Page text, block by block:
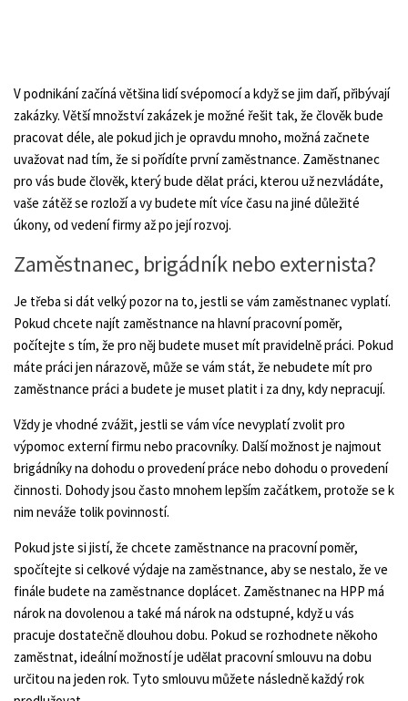
V podnikání začíná většina lidí svépomocí a když se jim daří, přibývají
zakázky. Větší množství zakázek je možné řešit tak, že člověk bude
pracovat déle, ale pokud jich je opravdu mnoho, možná začnete
uvažovat nad tím, že si pořídíte první zaměstnance. Zaměstnanec
pro vás bude člověk, který bude dělat práci, kterou už nezvládáte,
vaše zátěž se rozloží a vy budete mít více času na jiné důležité
úkony, od vedení firmy až po její rozvoj.
Zaměstnanec, brigádník nebo externista?
Je třeba si dát velký pozor na to, jestli se vám zaměstnanec vyplatí.
Pokud chcete najít zaměstnance na hlavní pracovní poměr,
počítejte s tím, že pro něj budete muset mít pravidelně práci. Pokud
máte práci jen nárazově, může se vám stát, že nebudete mít pro
zaměstnance práci a budete je muset platit i za dny, kdy nepracují.
Vždy je vhodné zvážit, jestli se vám více nevyplatí zvolit pro
výpomoc externí firmu nebo pracovníky. Další možnost je najmout
brigádníky na dohodu o provedení práce nebo dohodu o provedení
činnosti. Dohody jsou často mnohem lepším začátkem, protože se k
nim neváže tolik povinností.
Pokud jste si jistí, že chcete zaměstnance na pracovní poměr,
spočítejte si celkové výdaje na zaměstnance, aby se nestalo, že ve
finále budete na zaměstnance doplácet. Zaměstnanec na HPP má
nárok na dovolenou a také má nárok na odstupné, když u vás
pracuje dostatečně dlouhou dobu. Pokud se rozhodnete někoho
zaměstnat, ideální možností je udělat pracovní smlouvu na dobu
určitou na jeden rok. Tyto smlouvu můžete následně každý rok